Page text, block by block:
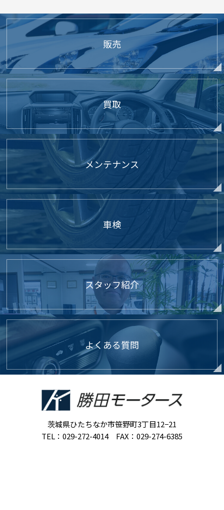
販売
買取
メンテナンス
車検
スタッフ紹介
よくある質問
茨城県ひたちなか市笹野町3丁目12−21
TEL：029-272-4014 FAX：029-274-6385